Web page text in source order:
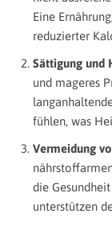
Eine
reduzierter
Sättigung und
und mageres
fühlen, was
Vermeidung
die
unterstützen